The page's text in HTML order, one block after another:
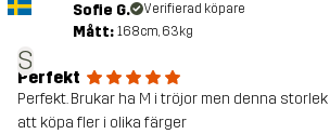
S
Sofie G. Verifierad köpare
Mått: 168cm, 63kg
Perfekt
Perfekt. Brukar ha M i tröjor men denna
att köpa fler i olika färger